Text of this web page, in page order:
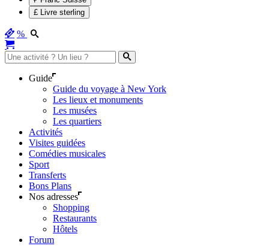
£ Livre sterling
%
Guide
Guide du voyage à New York
Les lieux et monuments
Les musées
Les quartiers
Activités
Visites guidées
Comédies musicales
Sport
Transferts
Bons Plans
Nos adresses
Shopping
Restaurants
Hôtels
Forum